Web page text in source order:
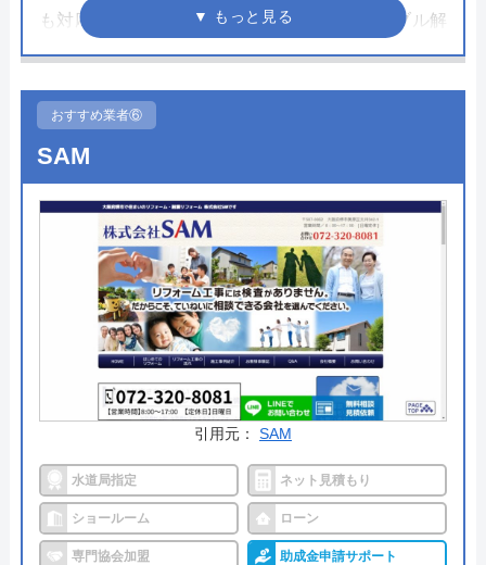
も対応しています。これまでの水まわりトラブル解
決の知識や経験は非常に信頼できるものであり、さ
置工事業者」であるため、信頼できる業者であると
24時間365日年中無休で対応可能で、見積もりや出
張料も無料ですのでトイレリフォームを考えている
方は気軽に相談してみてはいかがでしょうか。
公式サイトで
料金詳細を見る
今すぐ電話で相談する
0120-091-026
受付時間： 24時間
イースマイル の基本情報
おすすめ業者⑥
SAM
引用元： SAM
水道局指定 ネット見積もり
ショールーム ローン
専門協会加盟 助成金申請サポート